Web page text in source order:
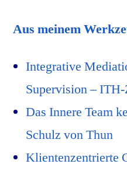
Aus meinem
Integrative
Supervision –
Das Innere Team
Schulz von Thun
Klientenzentrierte